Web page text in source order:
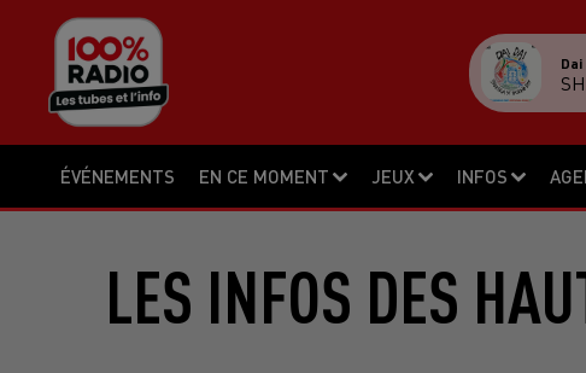
ÉVÉNEMENTS EN CE MOMENT JEUX INFOS
LES INFOS DES